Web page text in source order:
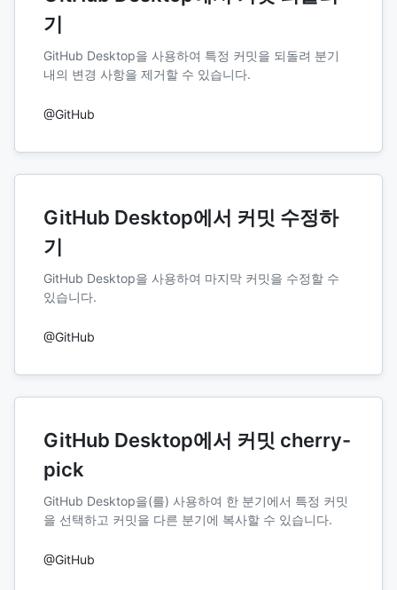
기
GitHub Desktop을 사용하여 특정 커밋을 되돌려 분기
내의 변경 사항을 제거할 수 있습니다.
@GitHub
GitHub Desktop에서 커밋 수정하
기
GitHub Desktop을 사용하여 마지막 커밋을 수정할 수
있습니다.
@GitHub
GitHub Desktop에서 커밋 cherry-
pick
GitHub Desktop을(를) 사용하여 한 분기에서 특정 커밋
을 선택하고 커밋을 다른 분기에 복사할 수 있습니다.
@GitHub